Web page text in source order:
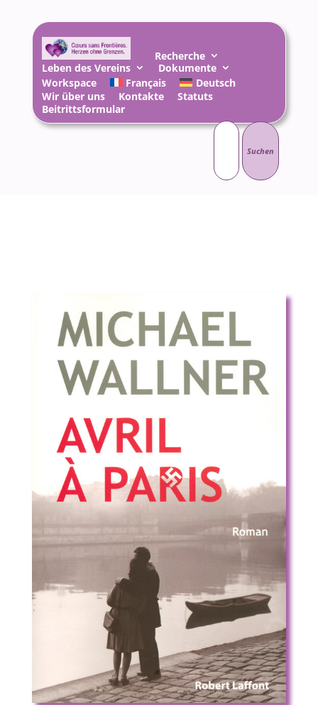
Recherche
Leben des Vereins
Dokumente
Workspace
Français
Deutsch
Wir über uns
Kontakte
Statuts
Beitrittsformular
Suchen
nach: